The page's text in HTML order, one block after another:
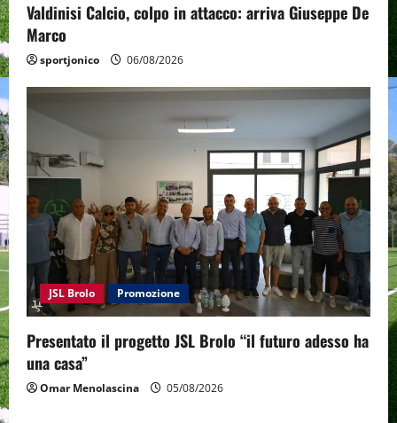
Valdinisi Calcio, colpo in attacco: arriva Giuseppe De
Marco
sportjonico 06/08/2026
JSL Brolo Promozione
Presentato il progetto JSL Brolo “il futuro adesso ha
una casa”
Omar Menolascina 05/08/2026